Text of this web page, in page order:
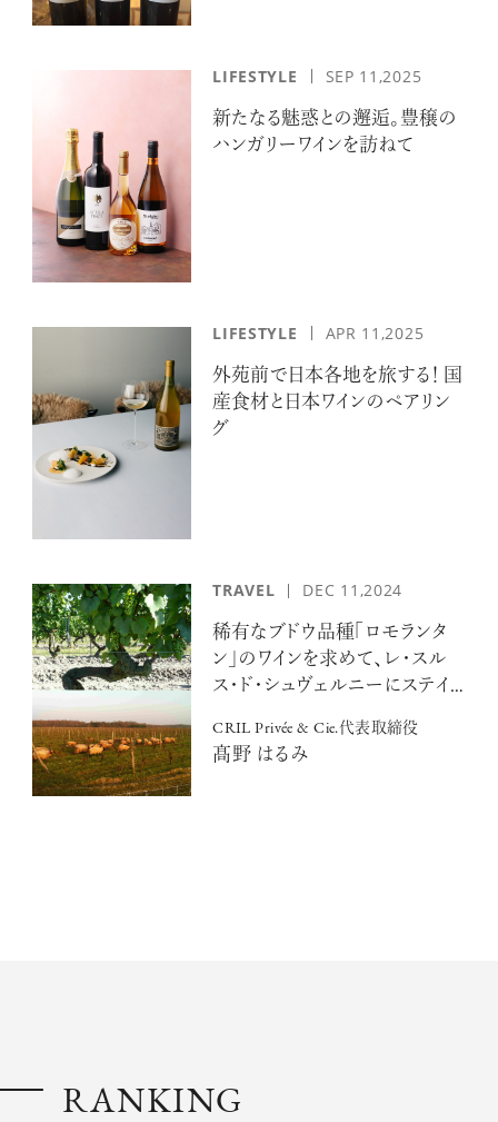
LIFESTYLE SEP 11,2025
新たなる魅惑との邂逅。豊穣の
ハンガリーワインを訪ねて
LIFESTYLE APR 11,2025
外苑前で日本各地を旅する！ 国
産食材と日本ワインのペアリン
グ
TRAVEL DEC 11,2024
稀有なブドウ品種「ロモランタ
ン」のワインを求めて、レ・スル
ス・ド・シュヴェルニーにステイ
CRIL Privée & Cie.代表取締役
髙野 はるみ
RANKING